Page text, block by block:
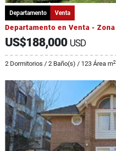
Departamento Venta
US$188,000 USD
2 Dormitorios / 2 Baño(s) / 123 Área m2